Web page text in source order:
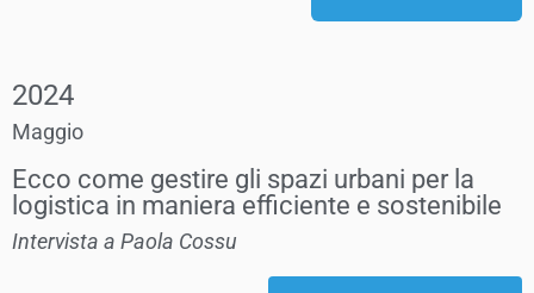
2024
Maggio
Ecco come gestire gli spazi urbani per la
logistica in maniera efficiente e sostenibile
Intervista a Paola Cossu